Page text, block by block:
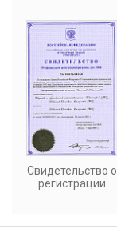
Свидетельство о
регистрации